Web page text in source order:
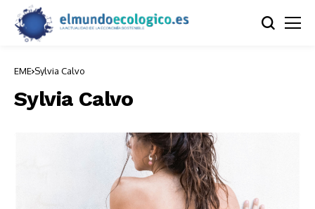
EME Sylvia Calvo
Sylvia Calvo